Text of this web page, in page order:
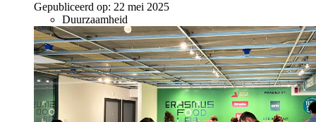
Gepubliceerd op: 22 mei 2025
Duurzaamheid